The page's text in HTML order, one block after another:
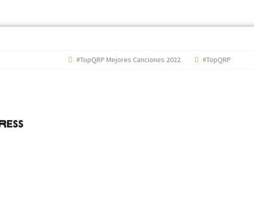
#TopQRP Mejores Canciones 2022 #TopQRP Mejores